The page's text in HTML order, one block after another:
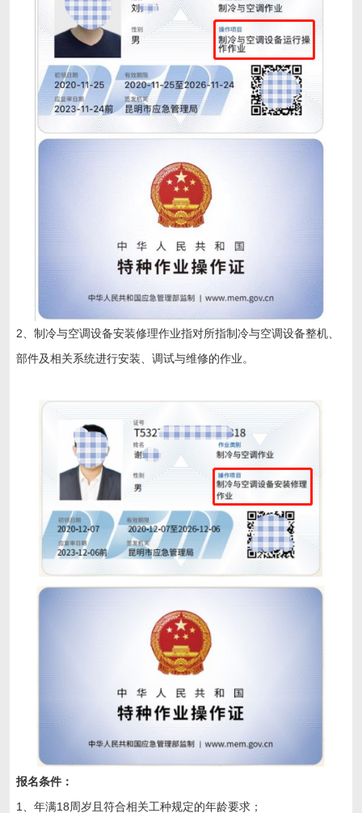
2、制冷与空调设备安装修理作业指对所指制冷与空调设备整机、
部件及相关系统进行安装、调试与维修的作业。
报名条件：
1、年满18周岁且符合相关工种规定的年龄要求；